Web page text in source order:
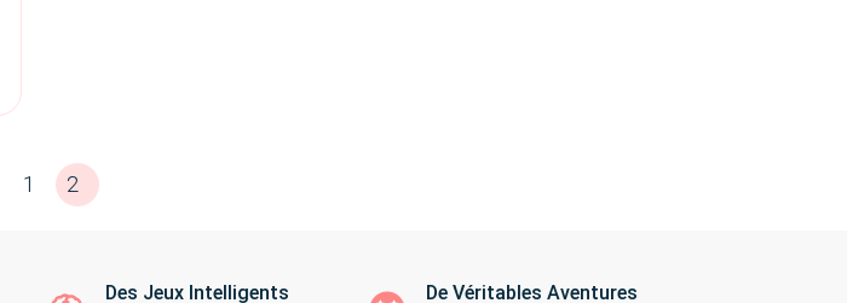
1 2
Des Jeux Intelligents De Véritables Aventures